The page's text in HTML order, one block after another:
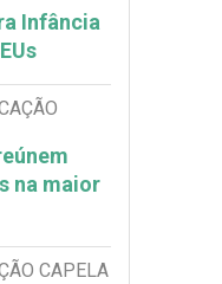
Infância
na maior
CAPELA